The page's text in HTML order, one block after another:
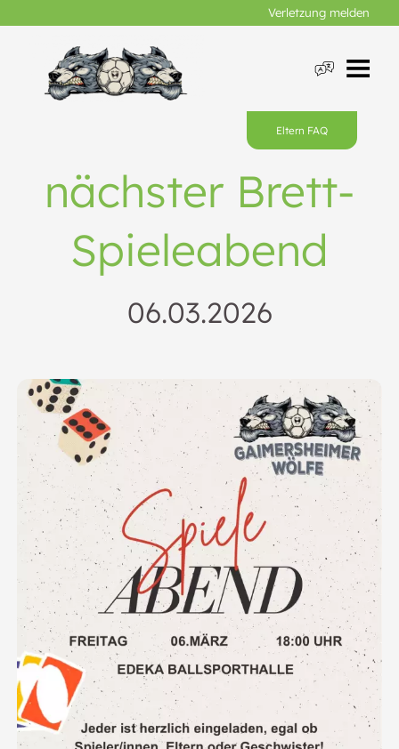
Verletzung melden
Eltern FAQ
nächster Brett-
Spieleabend
06.03.2026